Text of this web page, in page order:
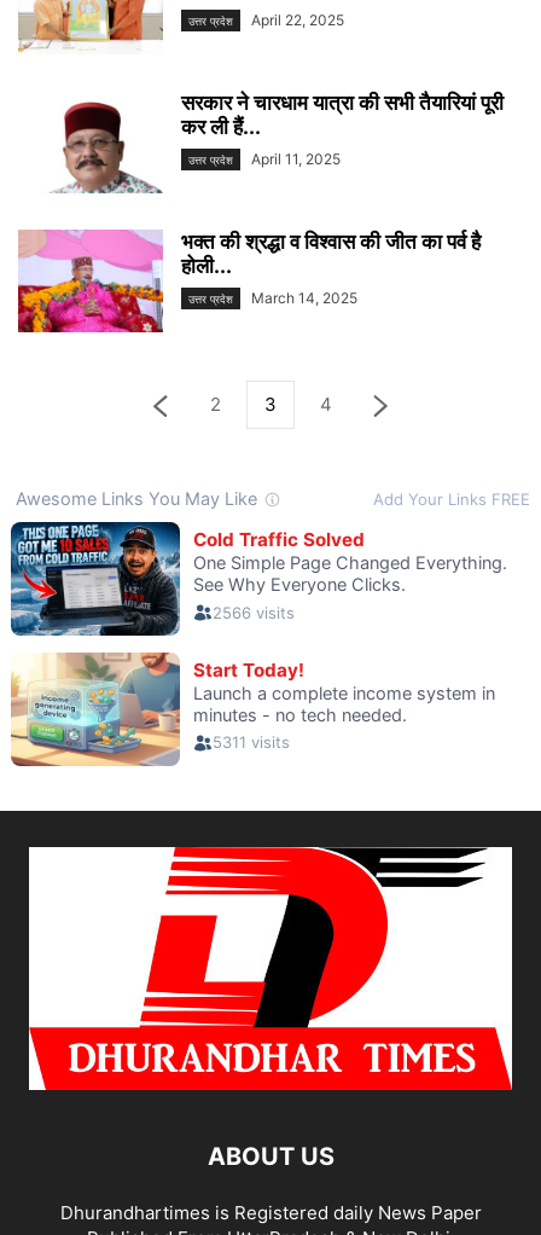
उत्तर प्रदेश April 22, 2025
सरकार ने चारधाम यात्रा की सभी तैयारियां पूरी
कर ली हैं...
उत्तर प्रदेश April 11, 2025
भक्त की श्रद्धा व विश्वास की जीत का पर्व है
होली...
उत्तर प्रदेश March 14, 2025
2 3 4
ABOUT US
Dhurandhartimes is Registered daily News Paper